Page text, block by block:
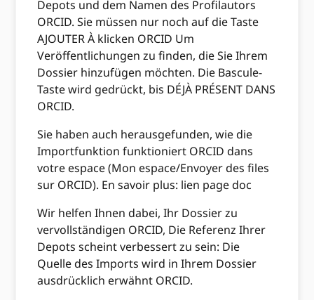
Depots und dem Namen des Profilautors
ORCID. Sie müssen nur noch auf die Taste
AJOUTER À klicken ORCID Um
Veröffentlichungen zu finden, die Sie Ihrem
Dossier hinzufügen möchten. Die Bascule-
Taste wird gedrückt, bis DÉJÀ PRÉSENT DANS
ORCID.
Sie haben auch herausgefunden, wie die
Importfunktion funktioniert ORCID dans
votre espace (Mon espace/Envoyer des files
sur ORCID). En savoir plus: lien page doc
Wir helfen Ihnen dabei, Ihr Dossier zu
vervollständigen ORCID, Die Referenz Ihrer
Depots scheint verbessert zu sein: Die
Quelle des Imports wird in Ihrem Dossier
ausdrücklich erwähnt ORCID.